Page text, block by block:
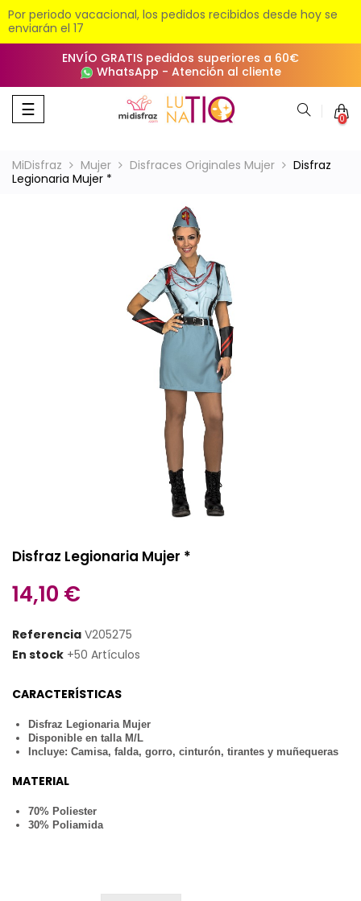
Por periodo vacacional, los pedidos recibidos desde hoy se
enviarán el 17
ENVÍO GRATIS pedidos superiores a 60€
WhatsApp - Atención al cliente
Navegación
de
☰ 0
MiDisfraz Mujer Disfraces Originales Mujer
Disfraz
Legionaria Mujer *
Disfraz Legionaria Mujer *
14,10 €
Referencia V205275
En stock +50 Artículos
CARACTERÍSTICAS
Disfraz Legionaria Mujer
Disponible en talla M/L
Incluye: Camisa, falda, gorro, cinturón, tirantes y muñequeras
MATERIAL
70% Poliester
30% Poliamida